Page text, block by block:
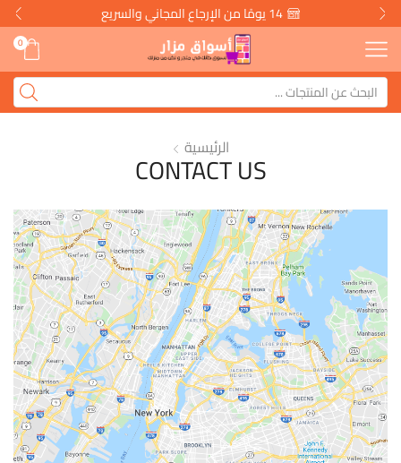
14 يومًا من الإرجاع المجاني والسريع
0
الرئيسية
CONTACT US